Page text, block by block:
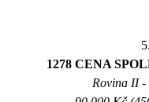
1278 CENA
Rovina II -